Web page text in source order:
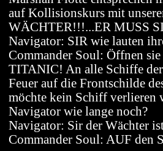
auf Kollisionskurs mit
WÄCHTER!!!...ER MUSS
Navigator: SIR wie lauten
Commander Soul: Öffnen
TITANIC! An alle Schiffe
Feuer auf die Frontschilde
möchte kein Schiff verlieren
Navigator wie lange noch?
Navigator: Sir der Wächter
Commander Soul: AUF den